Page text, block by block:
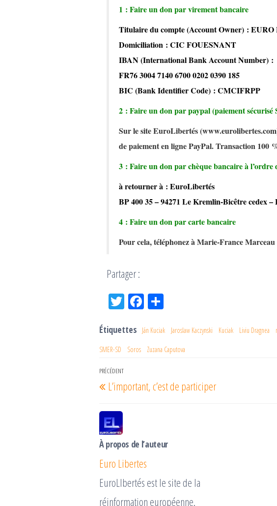
1 : Faire un don par virement bancaire
Titulaire du compte (Account Owner) :
Domiciliation : CIC FOUESNANT
IBAN (International Bank Account Number) :
FR76 3004 7140 6700 0202 0390 185
BIC (Bank Identifier Code) : CMCIFRPP
2 : Faire un don par paypal (paiement sécurisé
Sur le site EuroLibertés
de paiement en ligne PayPal. Transaction 100
3 : Faire un don par chèque bancaire à l’ordre
à retourner à : EuroLibertés
BP 400 35 – 94271 Le Kremlin-Bicêtre cedex –
4 : Faire un don par carte bancaire
Pour cela, téléphonez à Marie-France
Partager :
Tw
itt
er
Fac
eb
oo
k
ge
r
Étiquettes Ján Kuciak Jaroslaw Kaczynski Kuciak Liviu Dragnea
SMER-SD Soros Zuzana Caputova
Navigation
de
Article
précédent
PRÉCÉDENT
L’important, c’est de participer
À propos de l’auteur
Euro Libertes
EuroLIbertés est le site de la
réinformation européenne.